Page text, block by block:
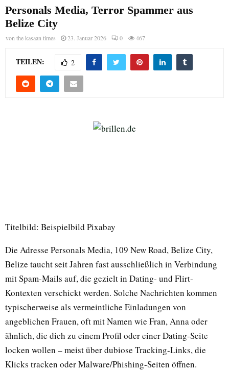
Personals Media, Terror Spammer aus
Belize City
vonthe kasaan times 23. Januar 2026 0 467
TEILEN: 2
Titelbild: Beispielbild Pixabay
Die Adresse Personals Media, 109 New Road, Belize City,
Belize taucht seit Jahren fast ausschließlich in Verbindung
mit Spam-Mails auf, die gezielt in Dating- und Flirt-
Kontexten verschickt werden. Solche Nachrichten kommen
typischerweise als vermeintliche Einladungen von
angeblichen Frauen, oft mit Namen wie Fran, Anna oder
ähnlich, die dich zu einem Profil oder einer Dating-Seite
locken wollen – meist über dubiose Tracking-Links, die
Klicks tracken oder Malware/Phishing-Seiten öffnen.